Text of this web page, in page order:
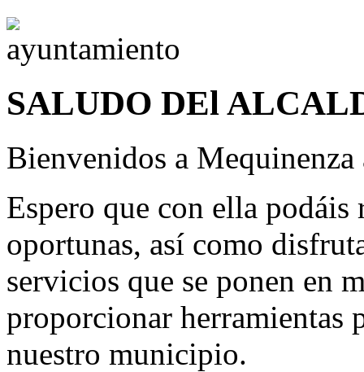
SALUDO DEl
Bienvenidos a Mequinenza
Espero que con ella podáis
oportunas, así como
servicios que se ponen en
proporcionar herramientas
nuestro municipio.